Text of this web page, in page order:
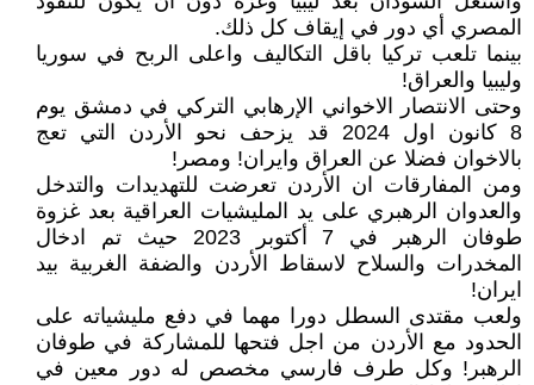
المصري أي دور في إيقاف كل ذلك.
بينما تلعب تركيا باقل التكاليف واعلى الربح في سوريا
وليبيا والعراق!
وحتى الانتصار الاخواني الإرهابي التركي في دمشق يوم
8 كانون اول 2024 قد يزحف نحو الأردن التي تعج
بالاخوان فضلا عن العراق وايران! ومصر!
ومن المفارقات ان الأردن تعرضت للتهديدات والتدخل
والعدوان الرهبري على يد المليشيات العراقية بعد غزوة
طوفان الرهبر في 7 أكتوبر 2023 حيث تم ادخال
المخدرات والسلاح لاسقاط الأردن والضفة الغربية بيد
ايران!
ولعب مقتدى السطل دورا مهما في دفع مليشياته على
الحدود مع الأردن من اجل فتحها للمشاركة في طوفان
الرهبر! وكل طرف فارسي مخصص له دور معين في